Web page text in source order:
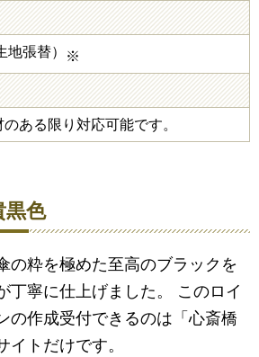
張替） ※
ある限り対応可能です。
黒色
の粋を極めた至高のブラックを
丁寧に仕上げました。 このロイ
の作成受付できるのは「心斎橋
イトだけです。